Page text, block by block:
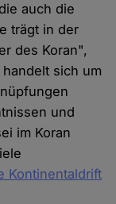
auch die
trägt in der
des Koran",
handelt sich um
und
im Koran
Kontinentaldrift